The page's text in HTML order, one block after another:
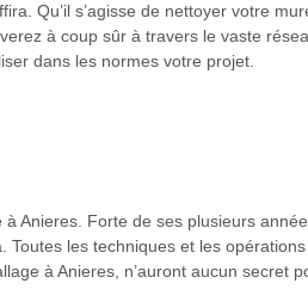
Qu’il s’agisse de nettoyer votre
à coup sûr à travers le vaste
dans les normes votre projet.
Anieres. Forte de ses plusieurs
les techniques et les
à Anieres, n’auront aucun secret